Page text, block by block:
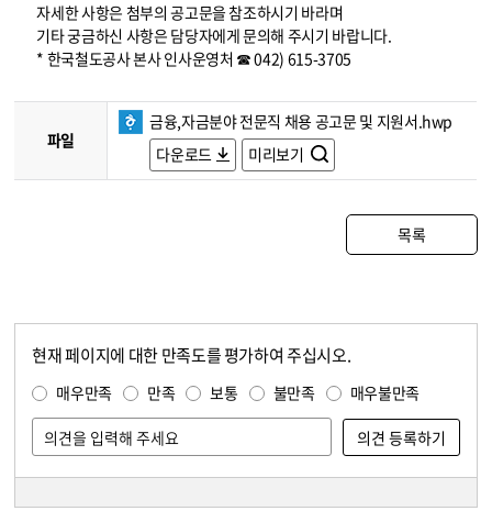
자세한 사항은 첨부의 공고문을 참조하시기 바라며
기타 궁금하신 사항은 담당자에게 문의해 주시기 바랍니다.
* 한국철도공사 본사 인사운영처 ☎ 042) 615-3705
파일
금융,자금분야 전문직 채용 공고문 및 지원서.hwp
다운로드
미리보기
목록
현재 페이지에 대한 만족도를 평가하여 주십시오.
매우만족 만족 보통 불만족 매우불만족